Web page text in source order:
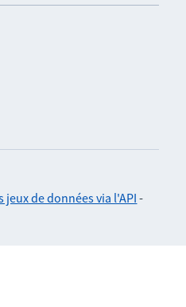
jeux de données via l'API -